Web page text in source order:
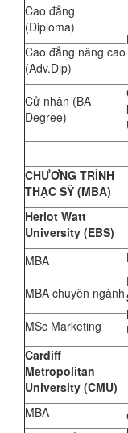
Cao đẳng
(Diploma)
Cao đẳng nâng cao
(Adv.Dip)
Cử nhân (BA
Degree)
CHƯƠNG TRÌNH
THẠC SỸ (MBA)
Heriot Watt
University (EBS)
MBA
MBA chuyên ngành
MSc Marketing
Cardiff
Metropolitan
University (CMU)
MBA